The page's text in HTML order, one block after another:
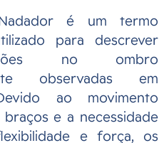
é um termo
para descrever
no ombro
observadas em
ao movimento
e a necessidade
e força, os